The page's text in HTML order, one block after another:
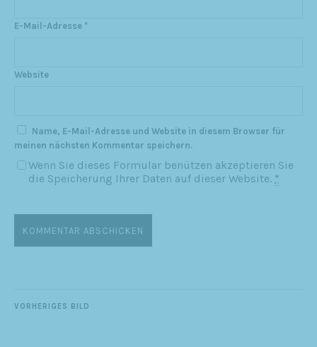
E-Mail-Adresse *
Website
Name, E-Mail-Adresse und Website in diesem Browser für
meinen nächsten Kommentar speichern.
Wenn Sie dieses Formular benützen akzeptieren Sie
die Speicherung Ihrer Daten auf dieser Website. *
VORHERIGES BILD